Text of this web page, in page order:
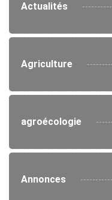
Actualités
Agriculture
agroécologie
Annonces